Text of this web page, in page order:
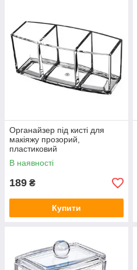
Органайзер під кисті для
макіяжу прозорий,
пластиковий
В наявності
189 ₴
Купити